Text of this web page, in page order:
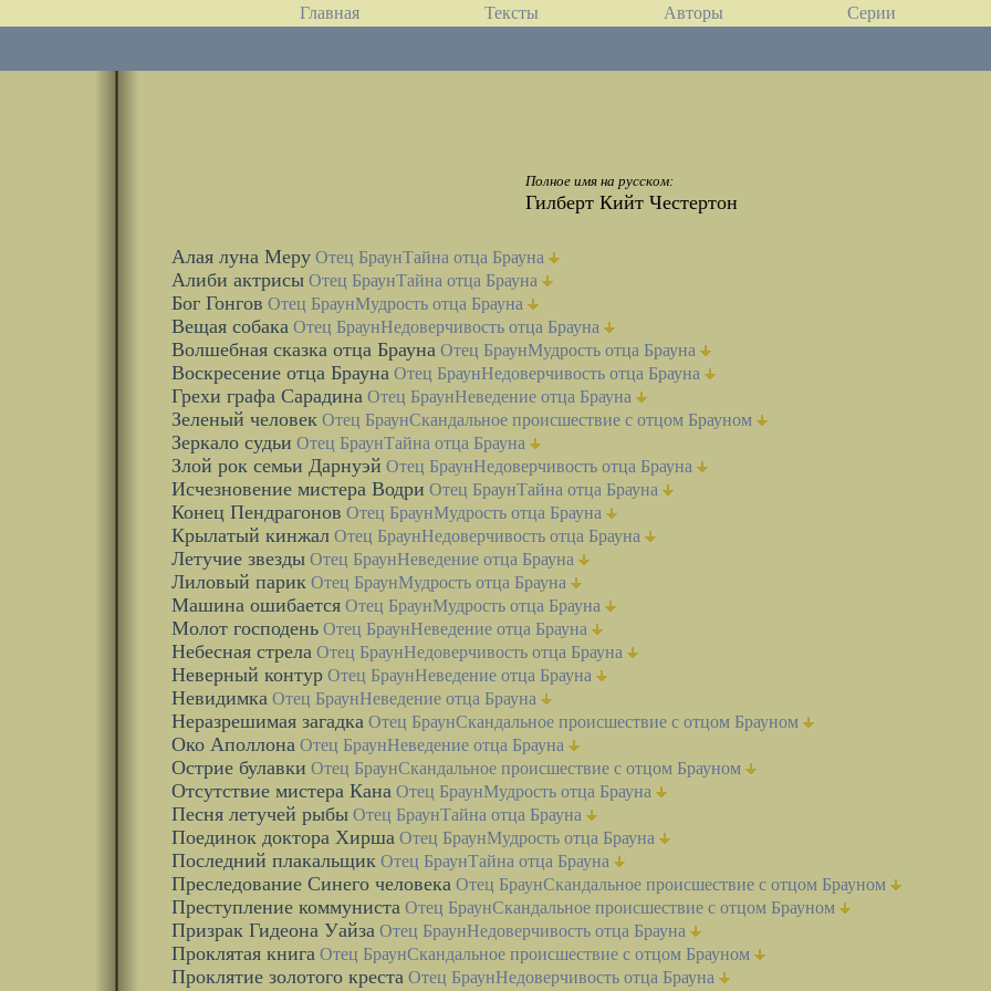
Главная Тексты Авторы Серии
Полное имя на русском:
Гилберт Кийт Честертон
Алая луна Меру Отец БраунТайна отца Брауна
Алиби актрисы Отец БраунТайна отца Брауна
Бог Гонгов Отец БраунМудрость отца Брауна
Вещая собака Отец БраунНедоверчивость отца Брауна
Волшебная сказка отца Брауна Отец БраунМудрость отца Брауна
Воскресение отца Брауна Отец БраунНедоверчивость отца Брауна
Грехи графа Cарадина Отец БраунНеведение отца Брауна
Зеленый человек Отец БраунСкандальное происшествие с отцом Брауном
Зеркало судьи Отец БраунТайна отца Брауна
Злой рок семьи Дарнуэй Отец БраунНедоверчивость отца Брауна
Исчезновение мистера Водри Отец БраунТайна отца Брауна
Конец Пендрагонов Отец БраунМудрость отца Брауна
Крылатый кинжал Отец БраунНедоверчивость отца Брауна
Летучие звезды Отец БраунНеведение отца Брауна
Лиловый парик Отец БраунМудрость отца Брауна
Машина ошибается Отец БраунМудрость отца Брауна
Молот господень Отец БраунНеведение отца Брауна
Небесная стрела Отец БраунНедоверчивость отца Брауна
Неверный контур Отец БраунНеведение отца Брауна
Невидимка Отец БраунНеведение отца Брауна
Неразрешимая загадка Отец БраунСкандальное происшествие с отцом Брауном
Око Аполлона Отец БраунНеведение отца Брауна
Острие булавки Отец БраунСкандальное происшествие с отцом Брауном
Отсутствие мистера Кана Отец БраунМудрость отца Брауна
Песня летучей рыбы Отец БраунТайна отца Брауна
Поединок доктора Хирша Отец БраунМудрость отца Брауна
Последний плакальщик Отец БраунТайна отца Брауна
Преследование Синего человека Отец БраунСкандальное происшествие с отцом Брауном
Преступление коммуниста Отец БраунСкандальное происшествие с отцом Брауном
Призрак Гидеона Уайза Отец БраунНедоверчивость отца Брауна
Проклятая книга Отец БраунСкандальное происшествие с отцом Брауном
Проклятие золотого креста Отец БраунНедоверчивость отца Брауна